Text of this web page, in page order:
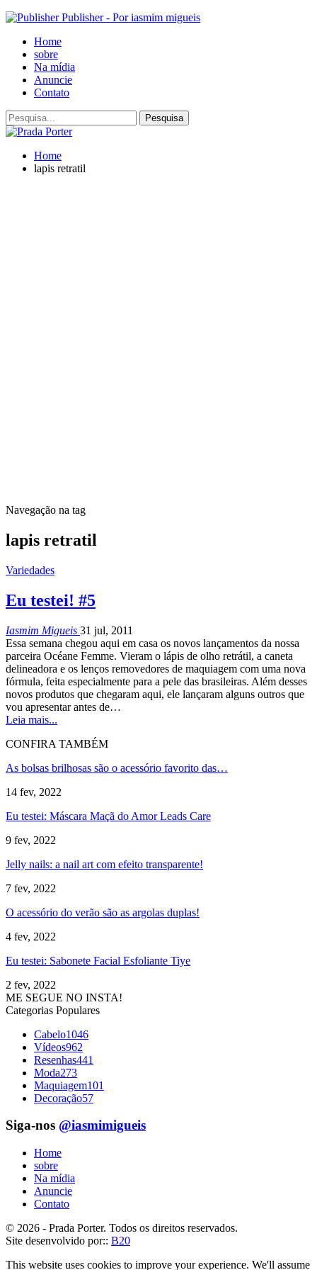
Publisher - Por iasmim migueis
Home
sobre
Na mídia
Anuncie
Contato
Home
lapis retratil
Navegação na tag
lapis retratil
Variedades
Eu testei! #5
Iasmim Migueis 31 jul, 2011
Essa semana chegou aqui em casa os novos lançamentos da nossa
parceira Océane Femme. Vieram o lápis de olho retrátil, a caneta
delineadora e os lenços removedores de maquiagem com uma nova
fórmula, feita especialmente para a pele das brasileiras. Além desses
novos produtos que chegaram aqui, ele lançaram alguns outros que
vou apresentar antes de…
Leia mais...
CONFIRA TAMBÉM
As bolsas brilhosas são o acessório favorito das…
14 fev, 2022
Eu testei: Máscara Maçã do Amor Leads Care
9 fev, 2022
Jelly nails: a nail art com efeito transparente!
7 fev, 2022
O acessório do verão são as argolas duplas!
4 fev, 2022
Eu testei: Sabonete Facial Esfoliante Tiye
2 fev, 2022
ME SEGUE NO INSTA!
Categorias Populares
Cabelo1046
Vídeos962
Resenhas441
Moda273
Maquiagem101
Decoração57
Siga-nos @iasmimigueis
Home
sobre
Na mídia
Anuncie
Contato
© 2026 - Prada Porter. Todos os direitos reservados.
Site desenvolvido por:: B20
This website uses cookies to improve your experience. We'll assume